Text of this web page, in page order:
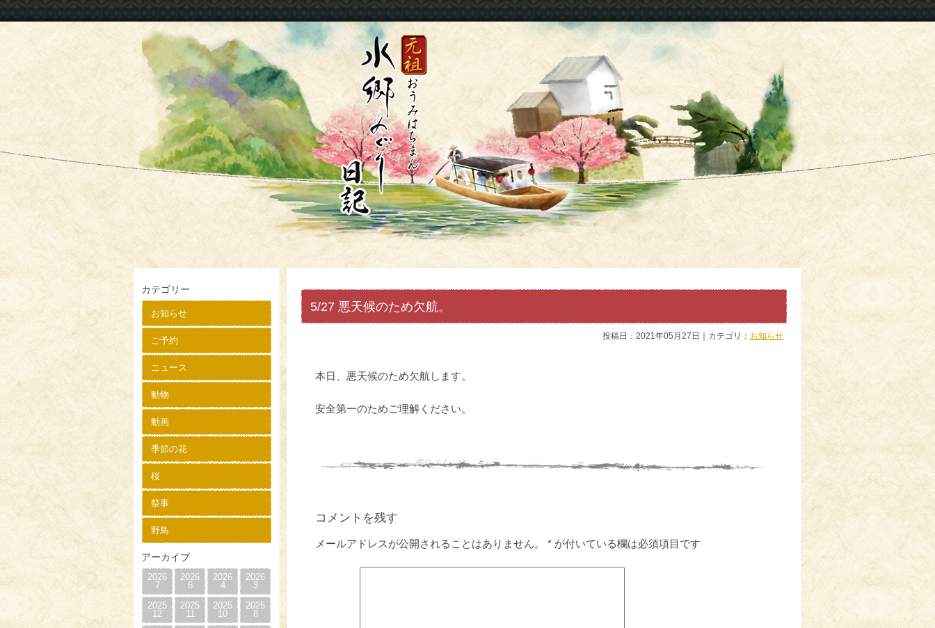
カテゴリー
お知らせ
ご予約
ニュース
動物
動画
季節の花
桜
祭事
野鳥
アーカイブ
2026
7
2026
6
2026
4
2026
3
2025
12
2025
11
2025
10
2025
8
5/27 悪天候のため欠航。
投稿日：2021年05月27日｜カテゴリ： お知らせ
本日、悪天候のため欠航します。
安全第一のためご理解ください。
コメントを残す
メールアドレスが公開されることはありません。 * が付いている欄は必須項目です